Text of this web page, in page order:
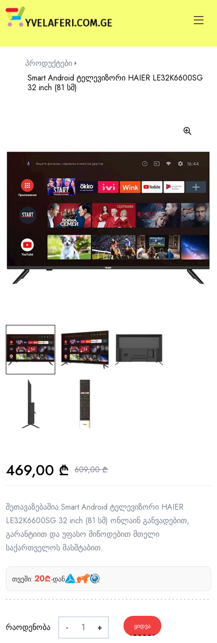
პროდუქტები
Smart Android ტელევიზორი HAIER LE32K6600SG
32 inch (81 სმ)
609,00₾
469,00 ₾
შეთავაზებაშია:Smart Android ტელევიზორი HAIER
LE32K6600SG 32 inch (81 სმ) ონლაინ განვადებით,
გარანტიით და უფასო მიწოდებით მთელი
საქართველოს მასშტაბით.
თვეში: 20₾-დან
რაოდენობა - + ᲧᲘᲓᲕᲐ